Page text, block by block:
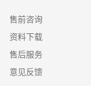
售前咨询
资料下载
售后服务
意见反馈